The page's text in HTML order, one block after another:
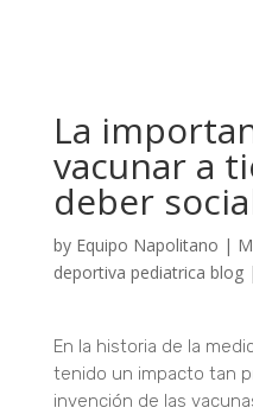
La
vacunar a
deber
by Equipo Napolitano |
deportiva pediatrica blog|
En la historia de la
tenido un impacto tan
invención de las